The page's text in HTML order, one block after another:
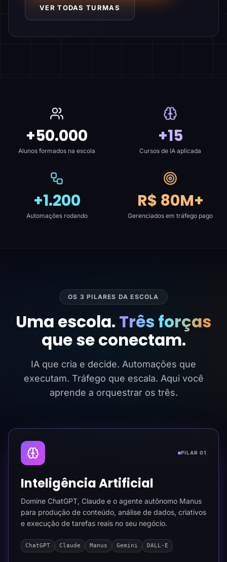
VER TODAS TURMAS
+50.000
Alunos formados na escola
+15
Cursos de IA aplicada
+1.200
Automações rodando
R$ 80M+
Gerenciados em tráfego pago
OS 3 PILARES DA ESCOLA
Uma escola. Três forças
que se conectam.
IA que cria e decide. Automações que
executam. Tráfego que escala. Aqui você
aprende a orquestrar os três.
PILAR 01
Inteligência Artificial
Domine ChatGPT, Claude e o agente autônomo Manus
para produção de conteúdo, análise de dados, criativos
e execução de tarefas reais no seu negócio.
ChatGPT Claude Manus Gemini DALL-E